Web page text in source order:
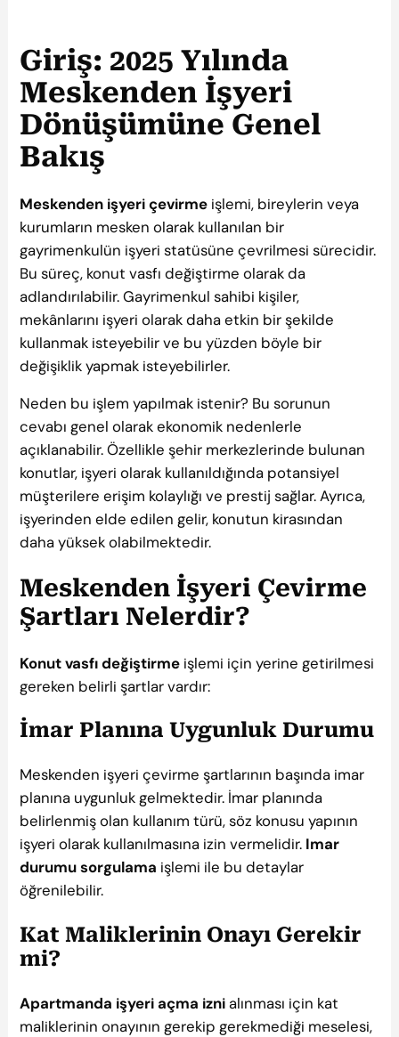
Giriş: 2025 Yılında
Meskenden İşyeri
Dönüşümüne Genel
Bakış
Meskenden işyeri çevirme işlemi, bireylerin veya
kurumların mesken olarak kullanılan bir
gayrimenkulün işyeri statüsüne çevrilmesi sürecidir.
Bu süreç, konut vasfı değiştirme olarak da
adlandırılabilir. Gayrimenkul sahibi kişiler,
mekânlarını işyeri olarak daha etkin bir şekilde
kullanmak isteyebilir ve bu yüzden böyle bir
değişiklik yapmak isteyebilirler.
Neden bu işlem yapılmak istenir? Bu sorunun
cevabı genel olarak ekonomik nedenlerle
açıklanabilir. Özellikle şehir merkezlerinde bulunan
konutlar, işyeri olarak kullanıldığında potansiyel
müşterilere erişim kolaylığı ve prestij sağlar. Ayrıca,
işyerinden elde edilen gelir, konutun kirasından
daha yüksek olabilmektedir.
Meskenden İşyeri Çevirme
Şartları Nelerdir?
Konut vasfı değiştirme işlemi için yerine getirilmesi
gereken belirli şartlar vardır:
İmar Planına Uygunluk Durumu
Meskenden işyeri çevirme şartlarının başında imar
planına uygunluk gelmektedir. İmar planında
belirlenmiş olan kullanım türü, söz konusu yapının
işyeri olarak kullanılmasına izin vermelidir. Imar
durumu sorgulama işlemi ile bu detaylar
öğrenilebilir.
Kat Maliklerinin Onayı Gerekir
mi?
Apartmanda işyeri açma iznialınması için kat
maliklerinin onayının gerekip gerekmediği meselesi,